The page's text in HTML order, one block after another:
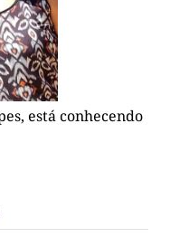
está conhecendo